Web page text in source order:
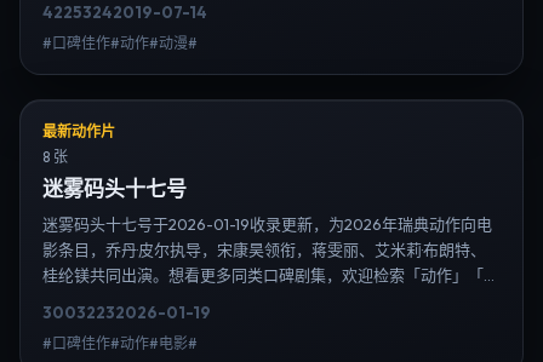
清连载信息，延伸检索日韩电视剧、韩剧全集、日剧高清等长尾
词。
42253242019-07-14
#口碑佳作#动作#动漫#
最新动作片
8 张
迷雾码头十七号
迷雾码头十七号于2026-01-19收录更新，为2026年瑞典动作向电
影条目，乔丹·皮尔执导，宋康昊领衔，蒋雯丽、艾米莉·布朗特、
桂纶镁共同出演。想看更多同类口碑剧集，欢迎检索「动作」「瑞
息，延伸检索日韩电视剧、韩剧全集、日剧高清等长尾词。
30032232026-01-19
#口碑佳作#动作#电影#